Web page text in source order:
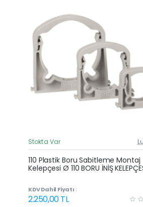
Stokta Var
110 Plastik Boru Sabitleme Montaj
Kelepçesi Ø 110 BORU İNİŞ
KDV Dahil Fiyatı :
2.250,00 TL